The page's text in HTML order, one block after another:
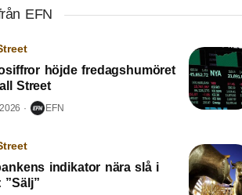
EFN
höjde fredagshumöret
Street
EFN
indikator nära slå i
”Sälj”